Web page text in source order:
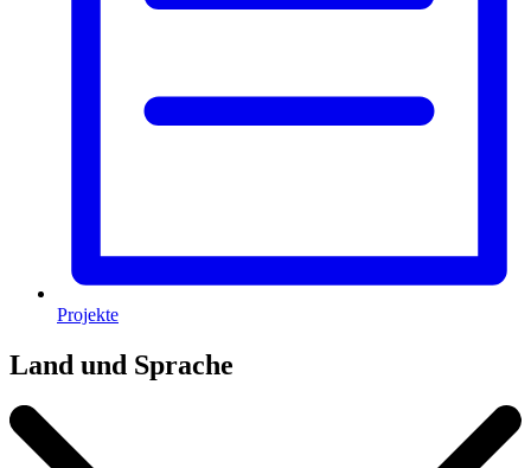
Projekte
Land und Sprache